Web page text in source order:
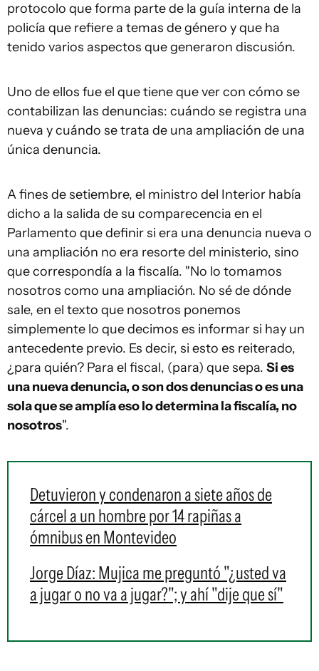
protocolo que forma parte de la guía interna de la
policía que refiere a temas de género y que ha
tenido varios aspectos que generaron discusión.
Uno de ellos fue el que tiene que ver con cómo se
contabilizan las denuncias: cuándo se registra una
nueva y cuándo se trata de una ampliación de una
única denuncia.
A fines de setiembre, el ministro del Interior había
dicho a la salida de su comparecencia en el
Parlamento que definir si era una denuncia nueva o
una ampliación no era resorte del ministerio, sino
que correspondía a la fiscalía. "No lo tomamos
nosotros como una ampliación. No sé de dónde
sale, en el texto que nosotros ponemos
simplemente lo que decimos es informar si hay un
antecedente previo. Es decir, si esto es reiterado,
¿para quién? Para el fiscal, (para) que sepa. Si es
una nueva denuncia, o son dos denuncias o es una
sola que se amplía eso lo determina la fiscalía, no
nosotros".
Detuvieron y condenaron a siete años de
cárcel a un hombre por 14 rapiñas a
ómnibus en Montevideo
Jorge Díaz: Mujica me preguntó "¿usted va
a jugar o no va a jugar?"; y ahí "dije que sí"